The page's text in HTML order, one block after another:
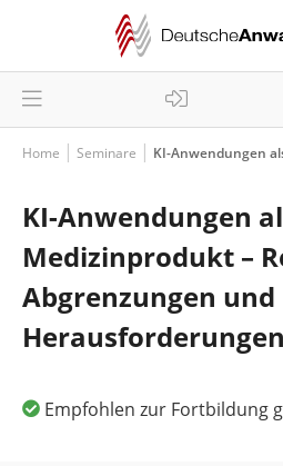
Home Seminare KI-Anwendungen als
KI-Anwendungen
Medizinprodukt –
Abgrenzungen und
Herausforderungen
Empfohlen zur Fortbildung